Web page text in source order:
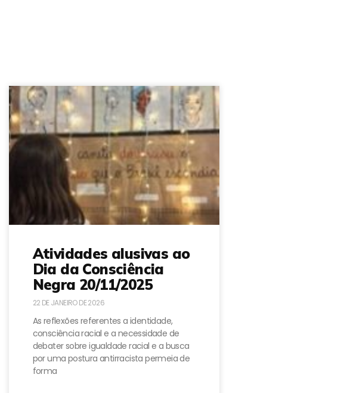
Atividades alusivas ao
Dia da Consciência
Negra 20/11/2025
22 DE JANEIRO DE 2026
As reflexões referentes a identidade,
consciência racial e a necessidade de
debater sobre igualdade racial e a busca
por uma postura antirracista permeia de
forma